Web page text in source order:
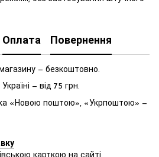
Оплата Повернення
— безкоштовно.
— від 75 грн.
«Новою поштою», «Укрпоштою» —